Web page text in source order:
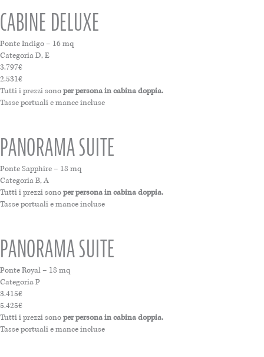
CABINE DELUXE
Ponte Indigo – 16 mq
Categoria D, E
3.797€
2.531€
Tutti i prezzi sonoper persona in cabina doppia.
Tasse portuali e mance incluse
PANORAMA SUITE
Ponte Sapphire – 18 mq
Categoria B, A
Tutti i prezzi sonoper persona in cabina doppia.
Tasse portuali e mance incluse
PANORAMA SUITE
Ponte Royal – 18 mq
Categoria P
3.415€
5.425€
Tutti i prezzi sonoper persona in cabina doppia.
Tasse portuali e mance incluse